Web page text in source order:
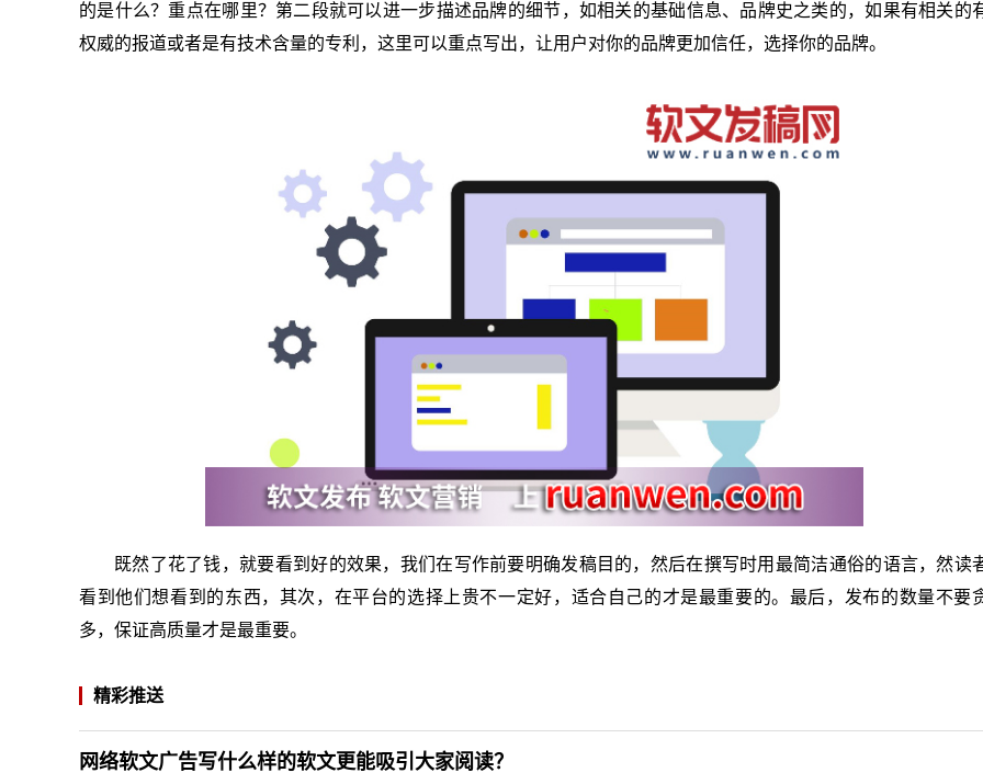
的是什么？重点在哪里？第二段就可以进一步描述品牌的细节，如相关的基础信息、品牌史之类的，如果有相关的
权威的报道或者是有技术含量的专利，这里可以重点写出，让用户对你的品牌更加信任，选择你的品牌。
既然了花了钱，就要看到好的效果，我们在写作前要明确发稿目的，然后在撰写时用最简洁通俗的语言，然读
看到他们想看到的东西，其次，在平台的选择上贵不一定好，适合自己的才是最重要的。最后，发布的数量不要
多，保证高质量才是最重要。
精彩推送
网络软文广告写什么样的软文更能吸引大家阅读？